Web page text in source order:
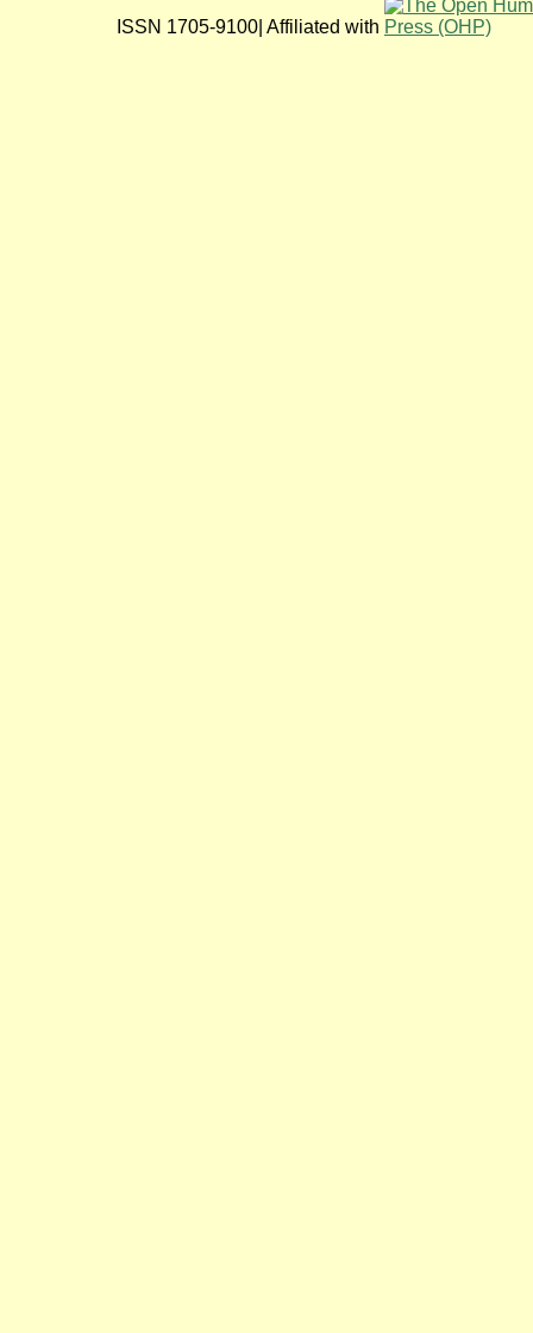
ISSN 1705-9100| Affiliated with